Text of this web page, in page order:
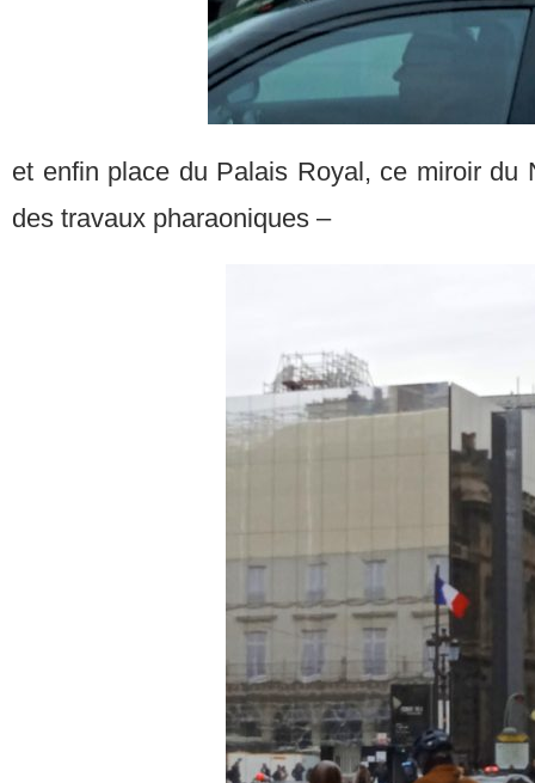
et enfin place du Palais Royal, ce miroir du
des travaux pharaoniques –